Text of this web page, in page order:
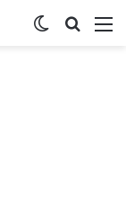
Buscar
Switch skin